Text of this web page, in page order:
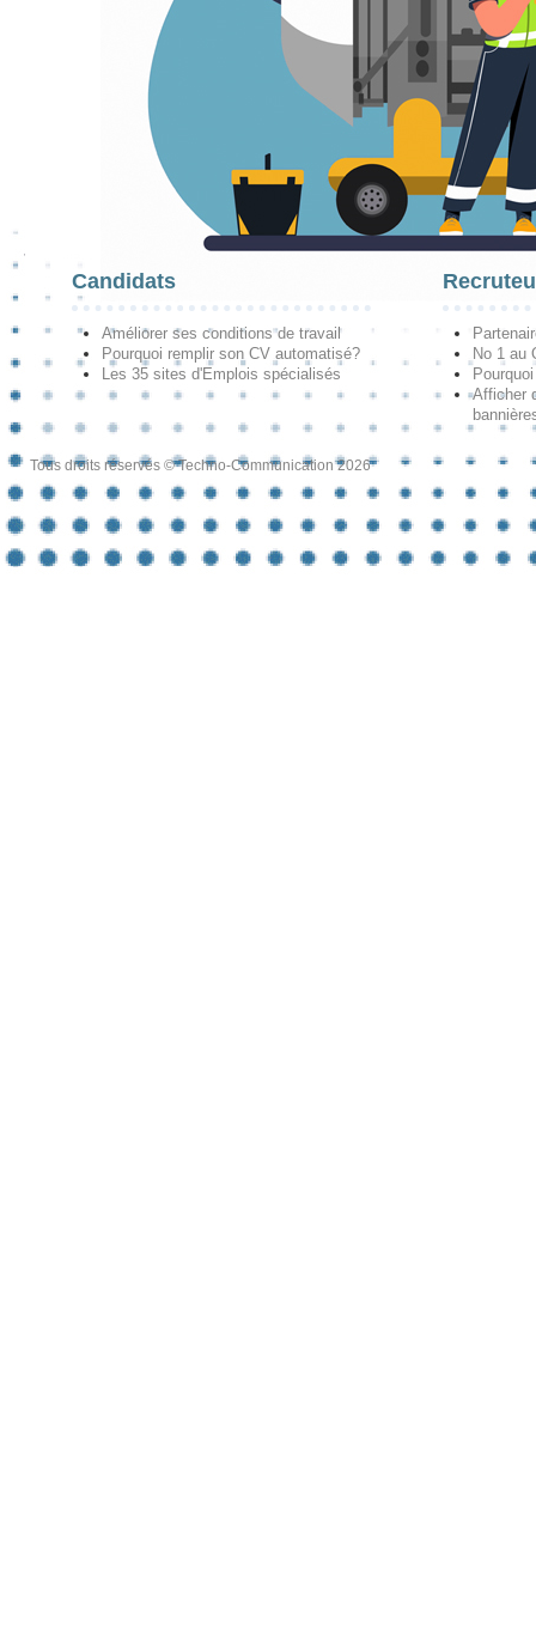
Candidats
Améliorer ses conditions de travail
Pourquoi remplir son CV automatisé?
Les 35 sites d'Emplois spécialisés
No 1 au
Afficher
Tous droits réservés © Techno-Communication 2026